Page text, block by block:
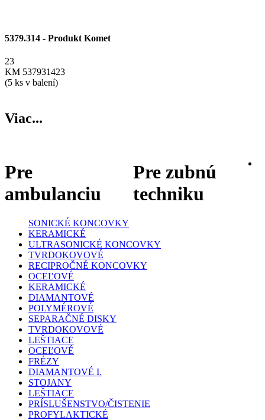
5379.314 - Produkt Komet
23
KM 537931423
(5 ks v balení)
Viac...
Pre
ambulanciu
Pre zubnú
techniku
SONICKÉ KONCOVKY
KERAMICKÉ
ULTRASONICKÉ KONCOVKY
TVRDOKOVOVÉ
RECIPROČNÉ KONCOVKY
OCEĽOVÉ
KERAMICKÉ
DIAMANTOVÉ
POLYMÉROVÉ
SEPARAČNÉ DISKY
TVRDOKOVOVÉ
LEŠTIACE
OCEĽOVÉ
FRÉZY
DIAMANTOVÉ I.
STOJANY
LEŠTIACE
PRÍSLUŠENSTVO/ČISTENIE
PROFYLAKTICKÉ